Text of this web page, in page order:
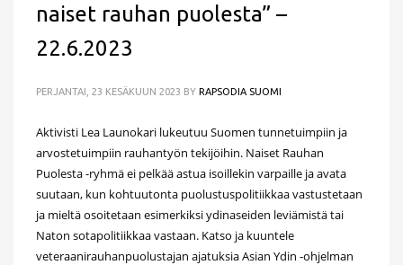
naiset rauhan puolesta” –
22.6.2023
PERJANTAI, 23 KESÄKUUN 2023 BY RAPSODIA SUOMI
Aktivisti Lea Launokari lukeutuu Suomen tunnetuimpiin ja
arvostetuimpiin rauhantyön tekijöihin. Naiset Rauhan
Puolesta -ryhmä ei pelkää astua isoillekin varpaille ja avata
suutaan, kun kohtuutonta puolustuspolitiikkaa vastustetaan
ja mieltä osoitetaan esimerkiksi ydinaseiden leviämistä tai
Naton sotapolitiikkaa vastaan. Katso ja kuuntele
veteraanirauhanpuolustajan ajatuksia Asian Ydin -ohjelman